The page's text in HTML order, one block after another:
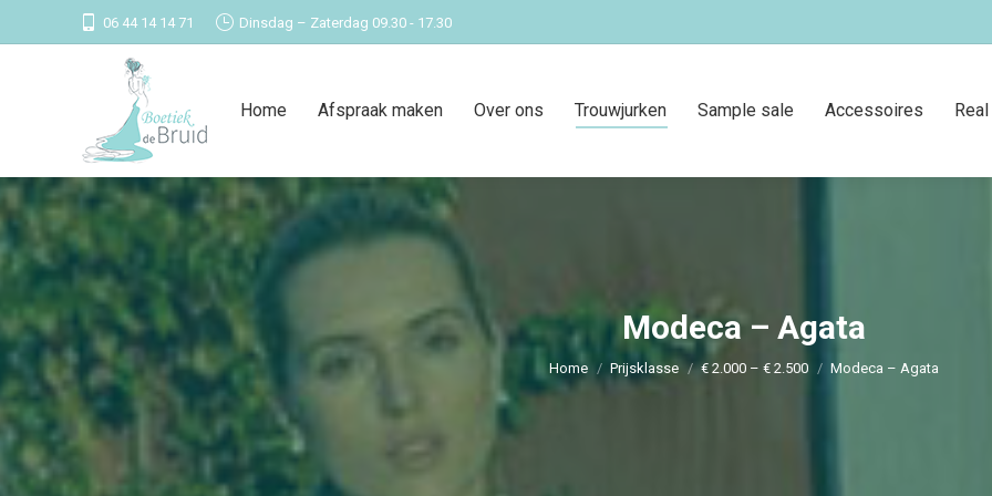
06 44 14 14 71 Dinsdag – Zaterdag 09.30 - 17.30
Home Afspraak maken Over ons Trouwjurken Sample sale Accessoires
Modeca – Agata
Je bent hier:
Home Prijsklasse € 2.000 – € 2.500 Modeca – Agata